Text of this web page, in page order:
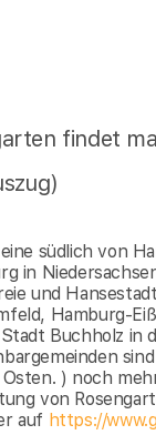
findet
südlich von
in
und
Hamburg-
Buchholz in
) noch
von
auf https://